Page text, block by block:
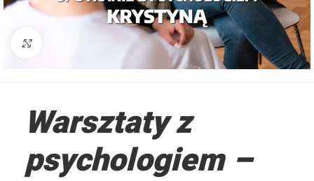
Kliknij aby powiększyć
Warsztaty z
psychologiem –